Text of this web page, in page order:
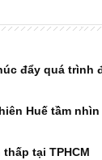
đẩy quá trình
Huế tầm nhìn
tại TPHCM